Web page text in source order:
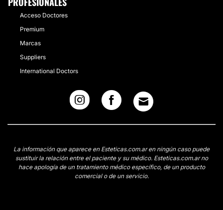
Acceso Doctores
Premium
Marcas
Suppliers
International Doctors
La información que aparece en Esteticas.com.ar en ningún caso puede
sustituir la relación entre el paciente y su médico. Esteticas.com.ar no
hace apología de un tratamiento médico específico, de un producto
comercial o de un servicio.